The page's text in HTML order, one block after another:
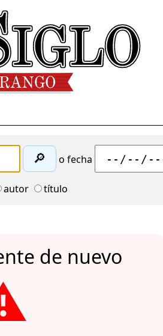
🔎 o fecha
autor título
de nuevo